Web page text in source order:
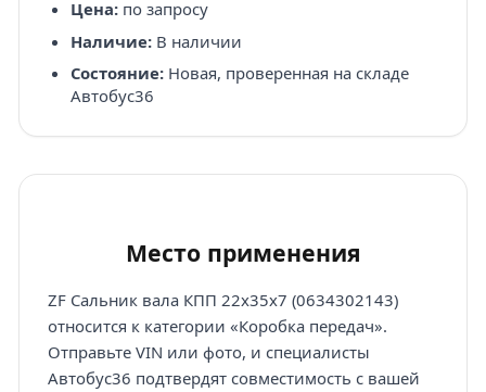
Цена:по запросу
Наличие:В наличии
Состояние:Новая, проверенная на складе
Автобус36
Место применения
ZF Сальник вала КПП 22х35х7 (0634302143)
относится к категории «Коробка передач».
Отправьте VIN или фото, и специалисты
Автобус36 подтвердят совместимость с вашей